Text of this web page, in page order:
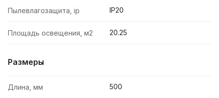
Пылевлагозащита, ip IP20
Площадь освещения, м2 20.25
Размеры
Длина, мм 500